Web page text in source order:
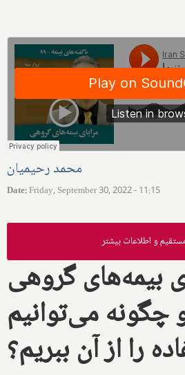
محمد رحیمیان
Date:Friday, September 30, 2022 - 11:15
و اطلاعات بیشتر
بیمه‌های گروهی
چگونه می‌توانیم
را از آن ببریم؟